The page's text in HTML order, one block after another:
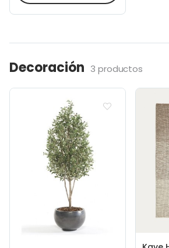
Decoración 3 productos